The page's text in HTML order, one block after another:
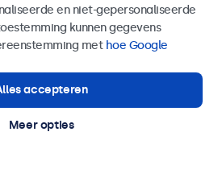
In winkelwagen
Verzenden
op
specialist.
en niet-gepersonaliseerde
kunnen gegevens
met hoe Google
accepteren
Meer opties